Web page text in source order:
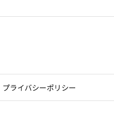
プライバシーポリシー